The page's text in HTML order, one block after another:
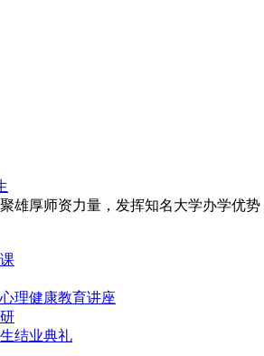
雄厚师资力量，发挥知名大学办学优势
理健康教育讲座
结业典礼